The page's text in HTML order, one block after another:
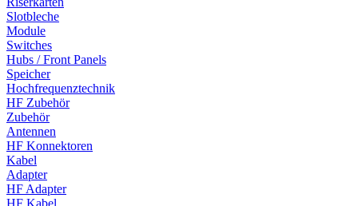
Slotbleche
Module
Switches
Hubs / Front Panels
Speicher
Hochfrequenztechnik
HF Zubehör
Zubehör
Antennen
HF Konnektoren
Kabel
Adapter
HF Adapter
HF Kabel